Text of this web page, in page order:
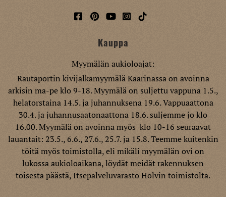
Kauppa
Myymälän aukioloajat:
Rautaportin kivijalkamyymälä Kaarinassa on avoinna
arkisin ma-pe klo 9-18. Myymälä on suljettu vappuna 1.5.,
helatorstaina 14.5. ja juhannuksena 19.6. Vappuaattona
30.4. ja juhannusaatonaattona 18.6. suljemme jo klo
16.00. Myymälä on avoinna myös klo 10-16 seuraavat
lauantait: 23.5., 6.6., 27.6., 25.7. ja 15.8. Teemme kuitenkin
töitä myös toimistolla, eli mikäli myymälän ovi on
lukossa aukioloaikana, löydät meidät rakennuksen
toisesta päästä, Itsepalveluvarasto Holvin toimistolta.